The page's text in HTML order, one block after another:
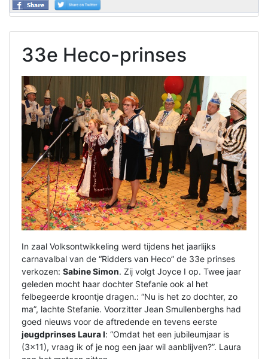
33e Heco-prinses
In zaal Volksontwikkeling werd tijdens het jaarlijks
carnavalbal van de “Ridders van Heco” de 33e prinses
verkozen: Sabine Simon. Zij volgt Joyce I op. Twee jaar
geleden mocht haar dochter Stefanie ook al het
felbegeerde kroontje dragen.: “Nu is het zo dochter, zo
ma”, lachte Stefanie. Voorzitter Jean Smullenberghs had
goed nieuws voor de aftredende en tevens eerste
jeugdprinses Laura I: “Omdat het een jubileumjaar is
(3x11), vraag ik of je nog een jaar wil aanblijven?”. Laura